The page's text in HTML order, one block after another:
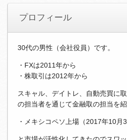
プロフィール
30代の男性（会社役員）です。
・FXは2011年から
・株取引は2012年から
スキャル、デイトレ、自動売買に
の担当者を通じて金融取の担当を紹
・メキシコペソ上場（2017年10月